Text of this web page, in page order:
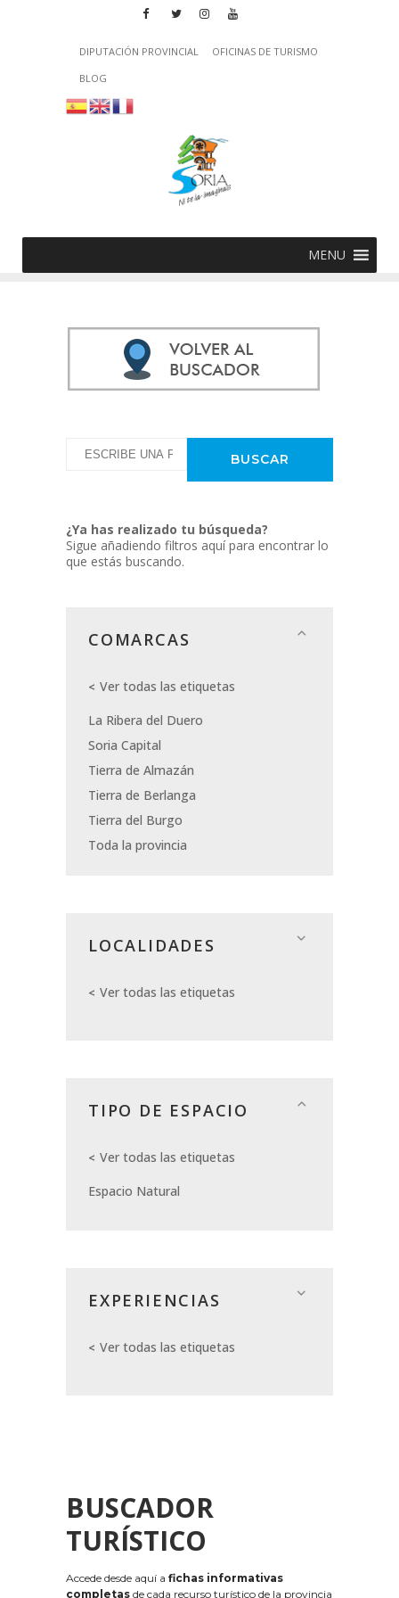
DIPUTACIÓN PROVINCIAL
OFICINAS DE TURISMO
BLOG
MENU
¿Ya has realizado tu búsqueda?
Sigue añadiendo filtros aquí para encontrar lo
que estás buscando.
COMARCAS
Ver todas las etiquetas
La Ribera del Duero
Soria Capital
Tierra de Almazán
Tierra de Berlanga
Tierra del Burgo
Toda la provincia
LOCALIDADES
Ver todas las etiquetas
TIPO DE ESPACIO
Ver todas las etiquetas
Espacio Natural
EXPERIENCIAS
Ver todas las etiquetas
BUSCADOR
TURÍSTICO
Accede desde aquí a fichas informativas
completas de cada recurso turístico de la provincia